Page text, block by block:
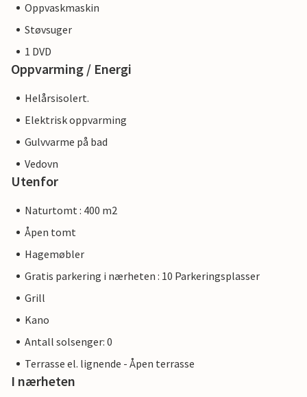
Oppvaskmaskin
Støvsuger
1 DVD
Oppvarming / Energi
Helårsisolert.
Elektrisk oppvarming
Gulvvarme på bad
Vedovn
Utenfor
Naturtomt : 400 m2
Åpen tomt
Hagemøbler
Gratis parkering i nærheten : 10 Parkeringsplasser
Grill
Kano
Antall solsenger: 0
Terrasse el. lignende - Åpen terrasse
I nærheten